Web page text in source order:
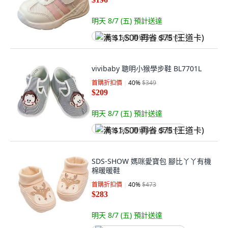
明天 8/7 (五) 預計送達
满 $1,500 再省 $75 (王道卡)
vivibaby 聰明小猴學步鞋 BL7701L
首購折扣價 40%$349
$209
明天 8/7 (五) 預計送達
满 $1,500 再省 $75 (王道卡)
SDS-SHOW 媽咪愛寶包 腳比丫丫有機
棉暖暖鞋
首購折扣價 40%$473
$283
明天 8/7 (五) 預計送達